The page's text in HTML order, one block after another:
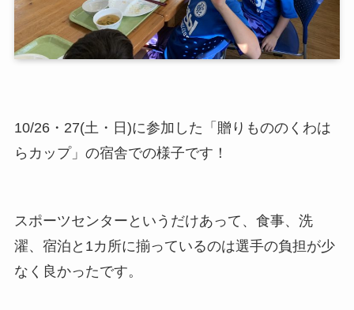
10/26・27(土・日)に参加した「贈りもののくわは
らカップ」の宿舎での様子です！
スポーツセンターというだけあって、食事、洗
濯、宿泊と1カ所に揃っているのは選手の負担が少
なく良かったです。